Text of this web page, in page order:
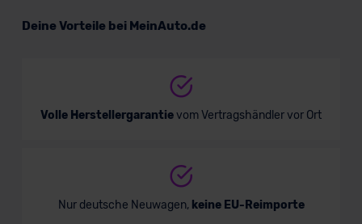
Deine Vorteile bei MeinAuto.de
Volle Herstellergarantievom Vertragshändler vor Ort
Nur deutsche Neuwagen, keine EU-Reimporte